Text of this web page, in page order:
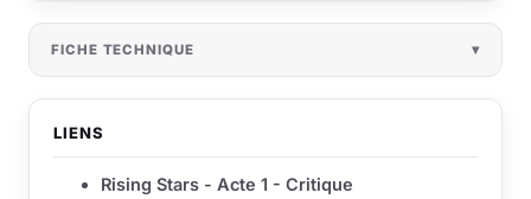
FICHE TECHNIQUE
LIENS
Rising Stars - Acte 1 - Critique